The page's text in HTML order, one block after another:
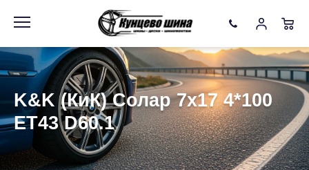
K&K (КиК) Солар 7x17 4*100
ET43 D60.1
Информация Фото товара